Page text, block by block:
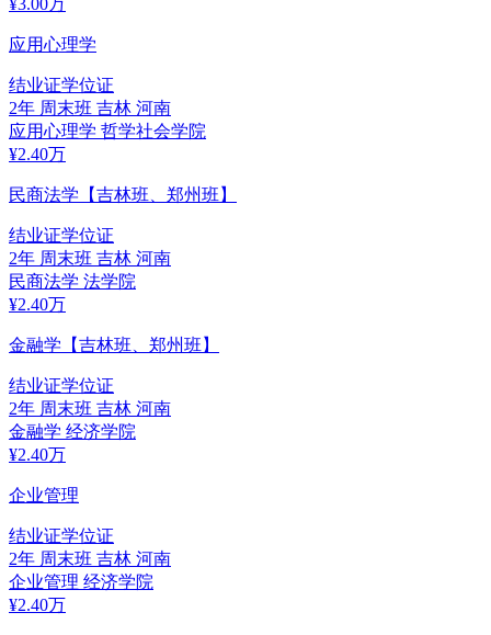
¥3.00万
应用心理学
结业证学位证
2年 周末班 吉林 河南
应用心理学 哲学社会学院
¥2.40万
民商法学【吉林班、郑州班】
结业证学位证
2年 周末班 吉林 河南
民商法学 法学院
¥2.40万
金融学【吉林班、郑州班】
结业证学位证
2年 周末班 吉林 河南
金融学 经济学院
¥2.40万
企业管理
结业证学位证
2年 周末班 吉林 河南
企业管理 经济学院
¥2.40万